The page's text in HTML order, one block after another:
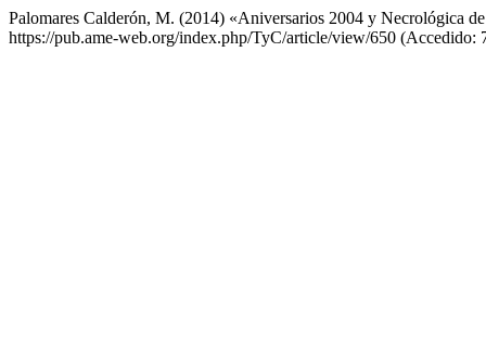
Palomares Calderón, M. (2014) «Aniversarios 2004 y Necrológica
https://pub.ame-web.org/index.php/TyC/article/view/650 (Accedido: